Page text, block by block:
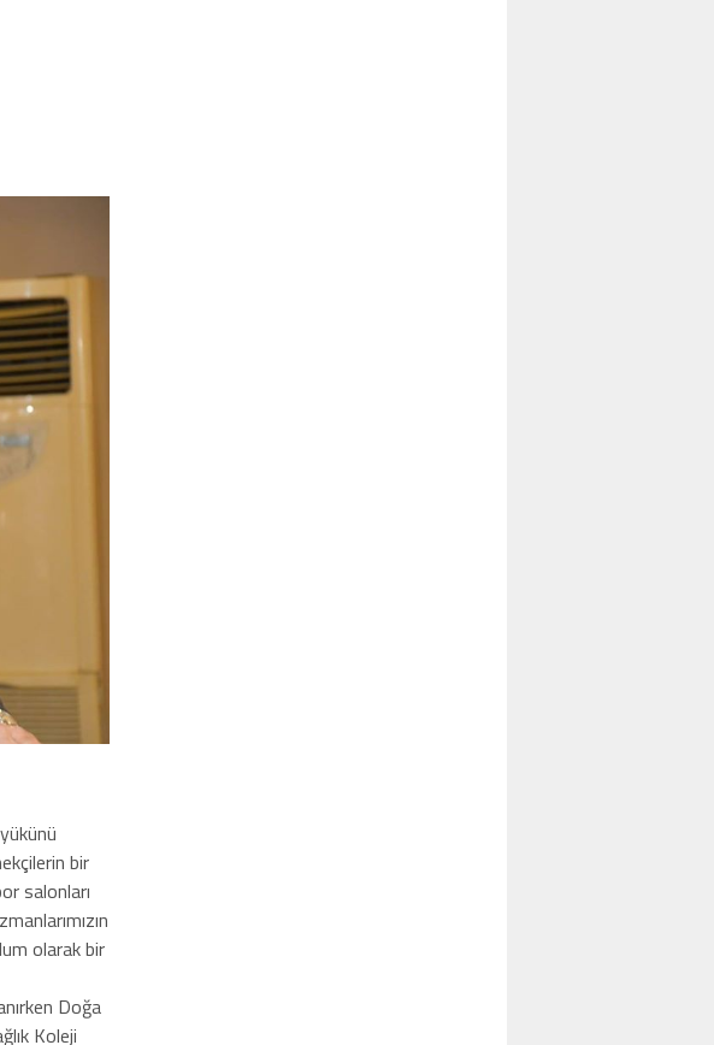
bir
salonları
olarak bir
Doğa
Koleji